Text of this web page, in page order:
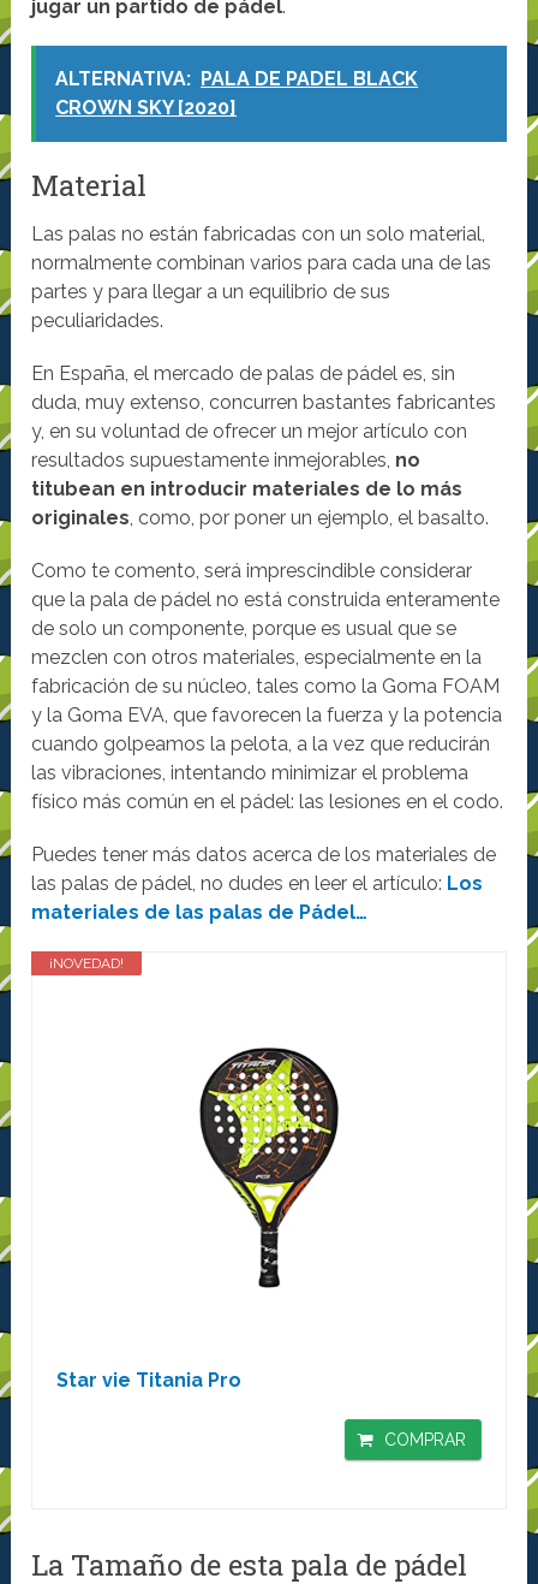
jugar un partido de pádel.
ALTERNATIVA: PALA DE PADEL BLACK
CROWN SKY [2020]
Material
Las palas no están fabricadas con un solo material,
normalmente combinan varios para cada una de las
partes y para llegar a un equilibrio de sus
peculiaridades.
En España, el mercado de palas de pádel es, sin
duda, muy extenso, concurren bastantes fabricantes
y, en su voluntad de ofrecer un mejor artículo con
resultados supuestamente inmejorables, no
titubean en introducir materiales de lo más
originales, como, por poner un ejemplo, el basalto.
Como te comento, será imprescindible considerar
que la pala de pádel no está construida enteramente
de solo un componente, porque es usual que se
mezclen con otros materiales, especialmente en la
fabricación de su núcleo, tales como la Goma FOAM
y la Goma EVA, que favorecen la fuerza y la potencia
cuando golpeamos la pelota, a la vez que reducirán
las vibraciones, intentando minimizar el problema
físico más común en el pádel: las lesiones en el codo.
Puedes tener más datos acerca de los materiales de
las palas de pádel, no dudes en leer el artículo: Los
materiales de las palas de Pádel…
¡NOVEDAD!
Star vie Titania Pro
COMPRAR
La Tamaño de esta pala de pádel